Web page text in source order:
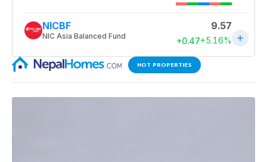
HOT PROPERTIES